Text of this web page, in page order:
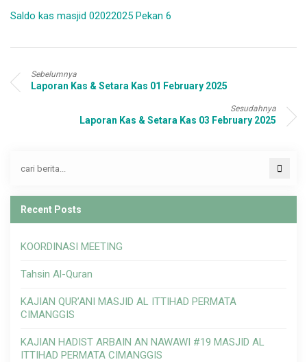
Saldo kas masjid 02022025 Pekan 6
Sebelumnya
Laporan Kas & Setara Kas 01 February 2025
Sesudahnya
Laporan Kas & Setara Kas 03 February 2025
Recent Posts
KOORDINASI MEETING
Tahsin Al-Quran
KAJIAN QUR’ANI MASJID AL ITTIHAD PERMATA
CIMANGGIS
KAJIAN HADIST ARBAIN AN NAWAWI #19 MASJID AL
ITTIHAD PERMATA CIMANGGIS